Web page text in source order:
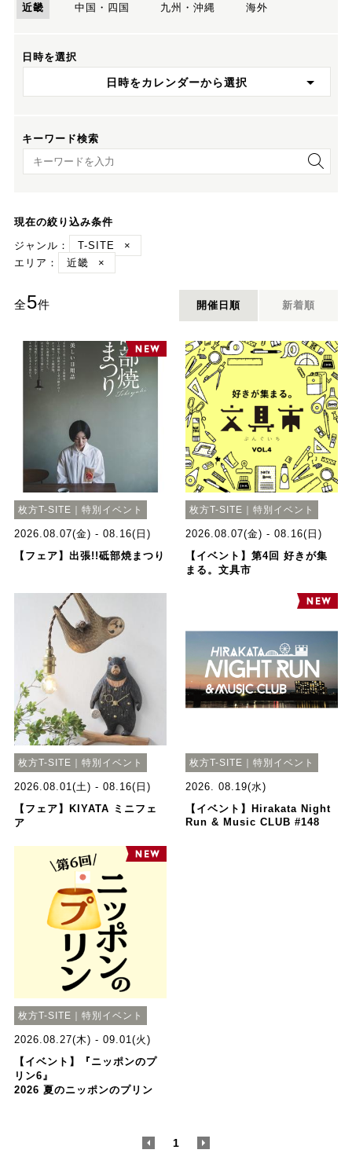
近畿
中国・四国 九州・沖縄 海外
日時を選択
日時をカレンダーから選択
キーワード検索
キーワード検索
現在の絞り込み条件
ジャンル：
T-SITE
×
エリア：
近畿 ×
全5件 開催日順 新着順
枚方T-SITE｜特別イベント
2026.08.07(金) - 08.16(日)
【フェア】出張!!砥部焼まつり
枚方T-SITE｜特別イベント
2026.08.07(金) - 08.16(日)
【イベント】第4回 好きが集
まる。文具市
枚方T-SITE｜特別イベント
2026.08.01(土) - 08.16(日)
【フェア】KIYATA ミニフェ
ア
枚方T-SITE｜特別イベント
2026. 08.19(水)
【イベント】Hirakata Night
Run & Music CLUB #148
枚方T-SITE｜特別イベント
2026.08.27(木) - 09.01(火)
【イベント】『ニッポンのプ
リン6』
2026 夏のニッポンのプリン
1